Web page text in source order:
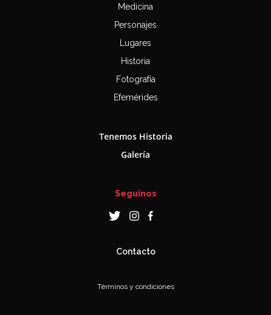
Medicina
Personajes
Lugares
Historia
Fotografía
Efemérides
Tenemos Historia
Galería
Seguinos
Contacto
Términos y condiciones